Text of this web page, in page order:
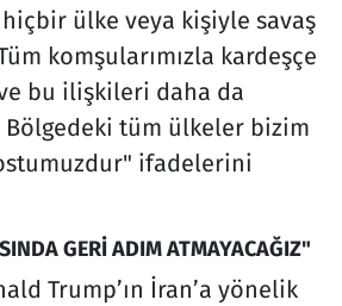
hiçbir ülke veya kişiyle savaş
komşularımızla kardeşçe
bu ilişkileri daha da
Bölgedeki tüm ülkeler bizim
ifadelerini
GERİ ADIM ATMAYACAĞIZ"
Trump’ın İran’a yönelik